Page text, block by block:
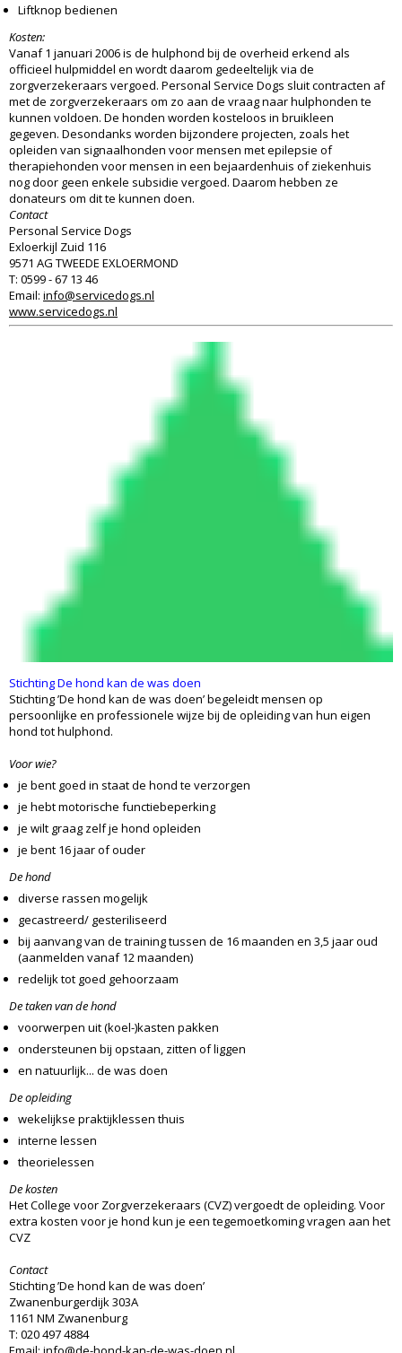
Liftknop bedienen
Kosten:
Vanaf 1 januari 2006 is de hulphond bij de overheid erkend als
officieel hulpmiddel en wordt daarom gedeeltelijk via de
zorgverzekeraars vergoed. Personal Service Dogs sluit contracten af
met de zorgverzekeraars om zo aan de vraag naar hulphonden te
kunnen voldoen. De honden worden kosteloos in bruikleen
gegeven. Desondanks worden bijzondere projecten, zoals het
opleiden van signaalhonden voor mensen met epilepsie of
therapiehonden voor mensen in een bejaardenhuis of ziekenhuis
nog door geen enkele subsidie vergoed. Daarom hebben ze
donateurs om dit te kunnen doen.
Contact
Personal Service Dogs
Exloerkijl Zuid 116
9571 AG TWEEDE EXLOERMOND
T: 0599 - 67 13 46
Email: info@servicedogs.nl
www.servicedogs.nl
Stichting De hond kan de was doen
Stichting ’De hond kan de was doen’ begeleidt mensen op
persoonlijke en professionele wijze bij de opleiding van hun eigen
hond tot hulphond.
Voor wie?
je bent goed in staat de hond te verzorgen
je hebt motorische functiebeperking
je wilt graag zelf je hond opleiden
je bent 16 jaar of ouder
De hond
diverse rassen mogelijk
gecastreerd/ gesteriliseerd
bij aanvang van de training tussen de 16 maanden en 3,5 jaar oud
(aanmelden vanaf 12 maanden)
redelijk tot goed gehoorzaam
De taken van de hond
voorwerpen uit (koel-)kasten pakken
ondersteunen bij opstaan, zitten of liggen
en natuurlijk... de was doen
De opleiding
wekelijkse praktijklessen thuis
interne lessen
theorielessen
De kosten
Het College voor Zorgverzekeraars (CVZ) vergoedt de opleiding. Voor
extra kosten voor je hond kun je een tegemoetkoming vragen aan het
CVZ
Contact
Stichting ’De hond kan de was doen’
Zwanenburgerdijk 303A
1161 NM Zwanenburg
T: 020 497 4884